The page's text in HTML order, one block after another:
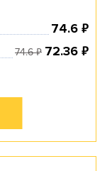
74.6 ₽
74.6₽ 72.36 ₽